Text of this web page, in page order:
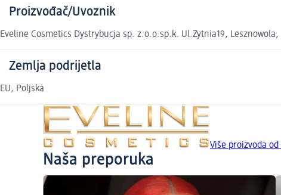
Proizvođač/Uvoznik
Eveline Cosmetics Dystrybucja sp. z.o.o.sp.k. Ul.Zytnia19,
Zemlja podrijetla
EU, Poljska
Više proizvoda od
Naša preporuka